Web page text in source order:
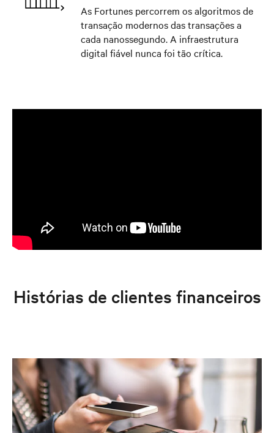
As Fortunes percorrem os algoritmos de
transação modernos das transações a
cada nanossegundo. A infraestrutura
digital fiável nunca foi tão crítica.
Histórias de clientes financeiros